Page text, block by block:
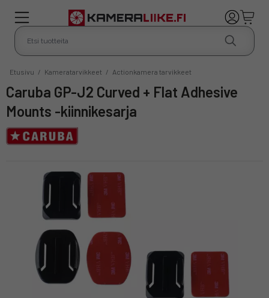
Etusivu / Kameratarvikkeet / Actionkamera tarvikkeet
Caruba GP-J2 Curved + Flat Adhesive
Mounts -kiinnikesarja